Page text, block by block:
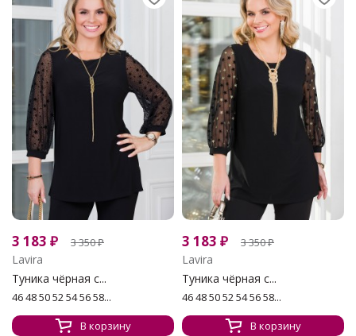
3 183 ₽ 3 350₽
Lavira
Туника чёрная с...
46 48 50 52 54 56 58...
В корзину
3 183 ₽ 3 350₽
Lavira
Туника чёрная с...
46 48 50 52 54 56 58...
В корзину